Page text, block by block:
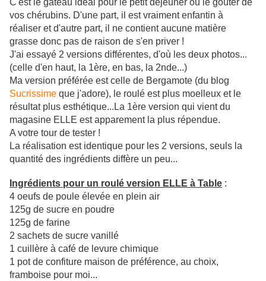
C'est le gâteau idéal pour le petit déjeuner ou le goûter de
vos chérubins. D'une part, il est vraiment enfantin à
réaliser et d'autre part, il ne contient aucune matière
grasse donc pas de raison de s'en priver !
J'ai essayé 2 versions différentes, d'où les deux photos...
(celle d'en haut, la 1ère, en bas, la 2nde...)
Ma version préférée est celle de Bergamote (du blog
Sucrissime que j'adore), le roulé est plus moelleux et le
résultat plus esthétique...La 1ère version qui vient du
magasine ELLE est apparement la plus répendue.
A votre tour de tester !
La réalisation est identique pour les 2 versions, seuls la
quantité des ingrédients diffère un peu...
Ingrédients pour un roulé version ELLE à Table :
4 oeufs de poule élevée en plein air
125g de sucre en poudre
125g de farine
2 sachets de sucre vanillé
1 cuillère à café de levure chimique
1 pot de confiture maison de préférence, au choix,
framboise pour moi...